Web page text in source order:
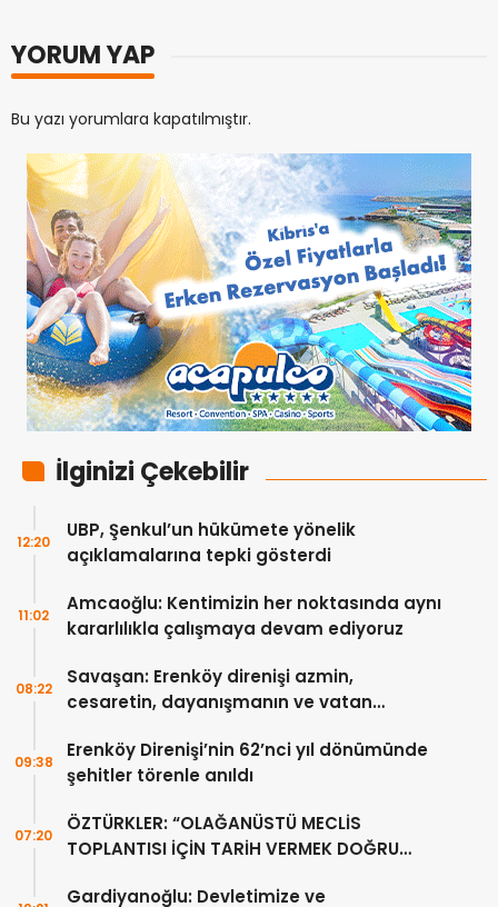
YORUM YAP
Bu yazı yorumlara kapatılmıştır.
İlginizi Çekebilir
UBP, Şenkul’un hükümete yönelik
açıklamalarına tepki gösterdi
12:20
Amcaoğlu: Kentimizin her noktasında aynı
kararlılıkla çalışmaya devam ediyoruz
11:02
Savaşan: Erenköy direnişi azmin,
cesaretin, dayanışmanın ve vatan
08:22
Erenköy Direnişi’nin 62’nci yıl dönümünde
şehitler törenle anıldı
09:38
ÖZTÜRKLER: “OLAĞANÜSTÜ MECLİS
TOPLANTISI İÇİN TARİH VERMEK DOĞRU
07:20
Gardiyanoğlu: Devletimize ve